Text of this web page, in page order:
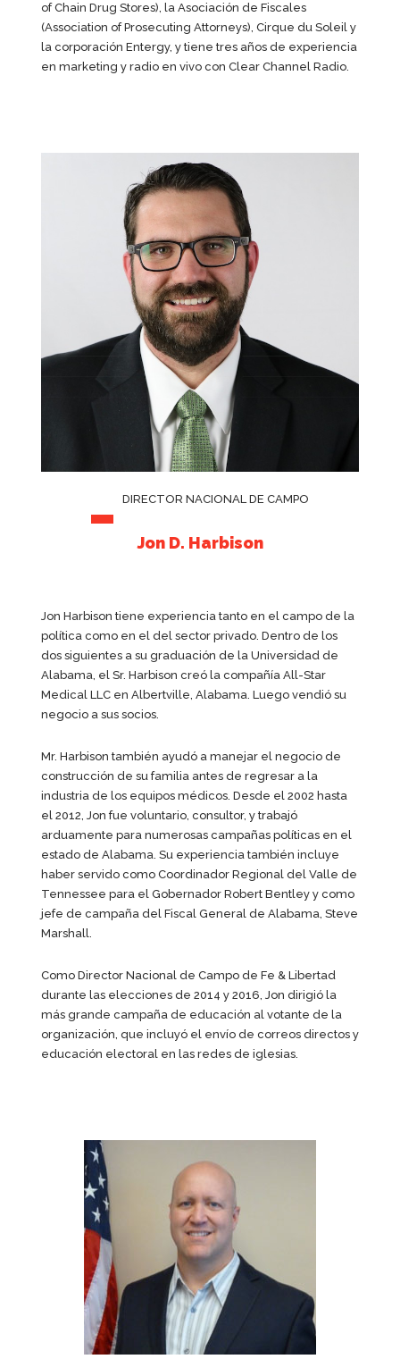
of Chain Drug Stores), la Asociación de Fiscales
(Association of Prosecuting Attorneys), Cirque du Soleil y
la corporación Entergy, y tiene tres años de experiencia
en marketing y radio en vivo con Clear Channel Radio.
DIRECTOR NACIONAL DE CAMPO
Jon D. Harbison
Jon Harbison tiene experiencia tanto en el campo de la
política como en el del sector privado. Dentro de los
dos siguientes a su graduación de la Universidad de
Alabama, el Sr. Harbison creó la compañía All-Star
Medical LLC en Albertville, Alabama. Luego vendió su
negocio a sus socios.
Mr. Harbison también ayudó a manejar el negocio de
construcción de su familia antes de regresar a la
industria de los equipos médicos. Desde el 2002 hasta
el 2012, Jon fue voluntario, consultor, y trabajó
arduamente para numerosas campañas políticas en el
estado de Alabama. Su experiencia también incluye
haber servido como Coordinador Regional del Valle de
Tennessee para el Gobernador Robert Bentley y como
jefe de campaña del Fiscal General de Alabama, Steve
Marshall.
Como Director Nacional de Campo de Fe & Libertad
durante las elecciones de 2014 y 2016, Jon dirigió la
más grande campaña de educación al votante de la
organización, que incluyó el envío de correos directos y
educación electoral en las redes de iglesias.